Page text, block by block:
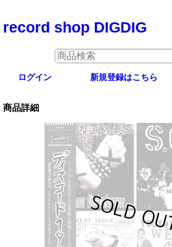
record shop DIGDIG
ログイン 新規登録はこちら
商品詳細